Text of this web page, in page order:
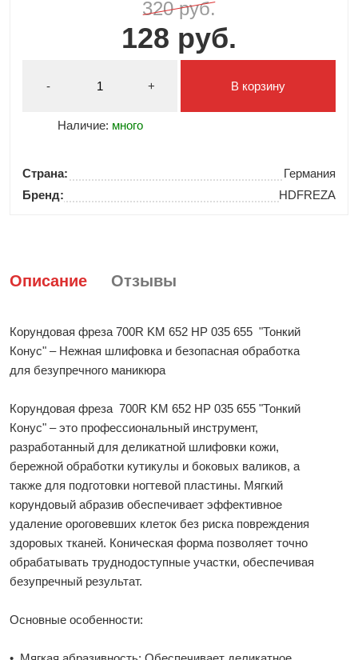
320 руб.
128 руб.
- +
Наличие: много
В корзину
Страна:
Германия
Бренд:
HDFREZA
Описание Отзывы
Корундовая фреза 700R KM 652 HP 035 655 "Тонкий
Конус" – Нежная шлифовка и безопасная обработка
для безупречного маникюра
Корундовая фреза 700R KM 652 HP 035 655 "Тонкий
Конус" – это профессиональный инструмент,
разработанный для деликатной шлифовки кожи,
бережной обработки кутикулы и боковых валиков, а
также для подготовки ногтевой пластины. Мягкий
корундовый абразив обеспечивает эффективное
удаление ороговевших клеток без риска повреждения
здоровых тканей. Коническая форма позволяет точно
обрабатывать труднодоступные участки, обеспечивая
безупречный результат.
Основные особенности: